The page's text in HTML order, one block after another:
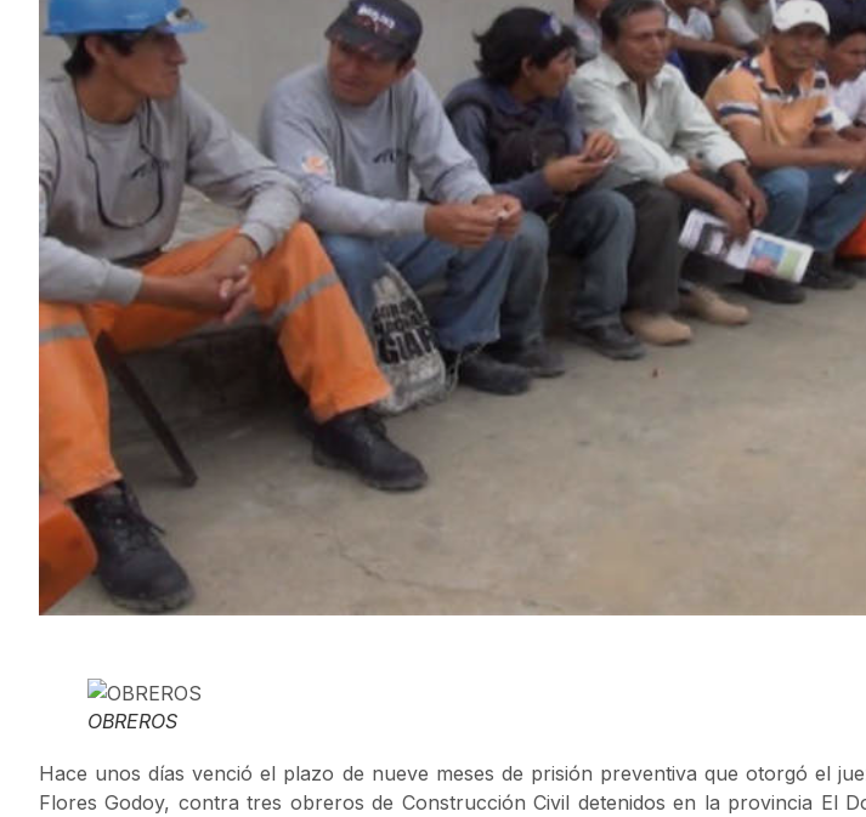
OBREROS
Hace unos días venció el plazo de nueve meses de prisión preventiva que otorgó el
Flores Godoy, contra tres obreros de Construcción Civil detenidos en la provincia El